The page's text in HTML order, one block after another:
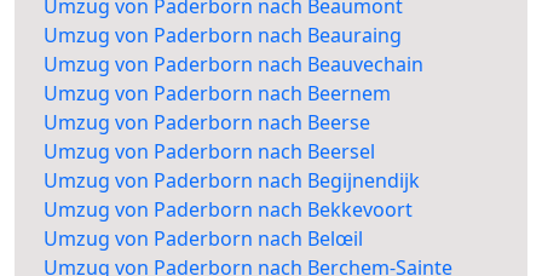
Umzug von Paderborn nach Beaumont
Umzug von Paderborn nach Beauraing
Umzug von Paderborn nach Beauvechain
Umzug von Paderborn nach Beernem
Umzug von Paderborn nach Beerse
Umzug von Paderborn nach Beersel
Umzug von Paderborn nach Begijnendijk
Umzug von Paderborn nach Bekkevoort
Umzug von Paderborn nach Belœil
Umzug von Paderborn nach Berchem-Sainte